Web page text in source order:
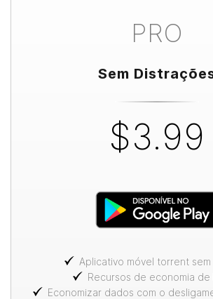
PRO
Sem
$3.99
Aplicativo móvel torrent sem
Recursos de economia de
Economizar dados com o